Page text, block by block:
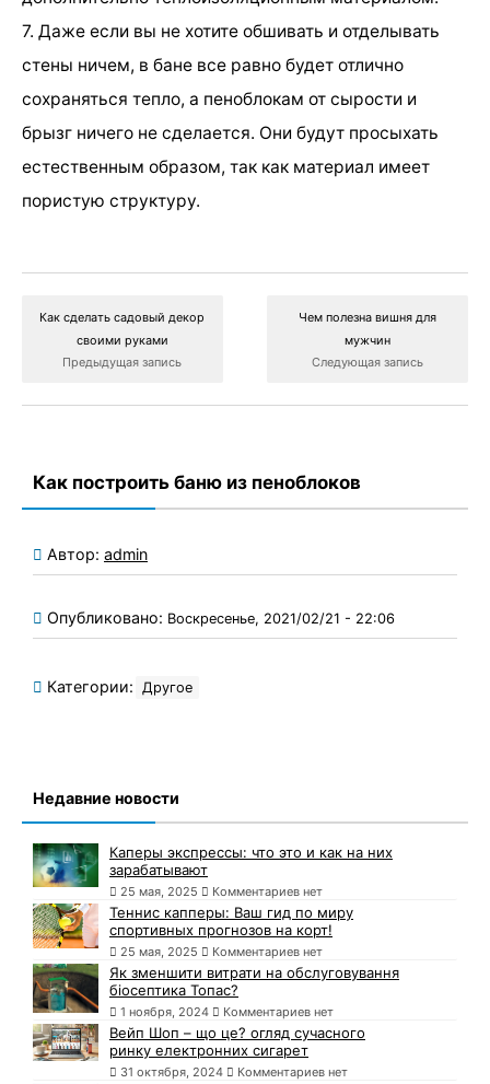
7. Даже если вы не хотите обшивать и отделывать
стены ничем, в бане все равно будет отлично
сохраняться тепло, а пеноблокам от сырости и
брызг ничего не сделается. Они будут просыхать
естественным образом, так как материал имеет
пористую структуру.
Как сделать садовый декор
своими руками
Предыдущая запись
Чем полезна вишня для
мужчин
Следующая запись
Как построить баню из пеноблоков
Автор: admin
Опубликовано: Воскресенье, 2021/02/21 - 22:06
Категории: Другое
Недавние новости
Каперы экспрессы: что это и как на них
зарабатывают
25 мая, 2025 Комментариев нет
Теннис капперы: Ваш гид по миру
спортивных прогнозов на корт!
25 мая, 2025 Комментариев нет
Як зменшити витрати на обслуговування
біосептика Топас?
1 ноября, 2024 Комментариев нет
Вейп Шоп – що це? огляд сучасного
ринку електронних сигарет
31 октября, 2024 Комментариев нет